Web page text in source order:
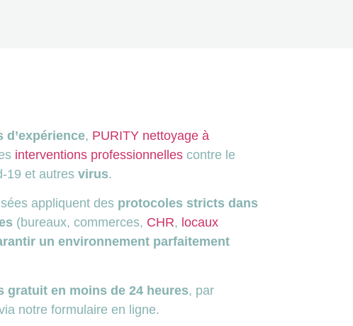
d’expérience, PURITY nettoyage à
interventions professionnelles contre le
19 et autres virus.
appliquent des protocoles stricts dans
(bureaux, commerces, CHR, locaux
un environnement parfaitement
gratuit en moins de 24 heures, par
notre formulaire en ligne.